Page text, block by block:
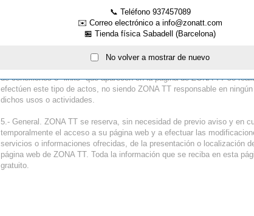
ZONA TT no garantiza que los contenidos de su página sean aptos o
parte de los contenidos de la página web sean considerados ilegales
los mismos y su utilización por los usuarios, y en el caso de que este
de los usuarios, estando estos obligados al cumplimiento de las
información y contenidos que aparecen en la página web de ZONA
de conexiones o "links" que aparecen en la página de ZONA TT se
efectúen este tipo de actos, no siendo ZONA TT responsable en
dichos usos o actividades.
5.- General. ZONA TT se reserva, sin necesidad de previo aviso y en
temporalmente el acceso a su página web y a efectuar las
servicios o informaciones ofrecidas, de la presentación o localización
página web de ZONA TT. Toda la información que se reciba en esta
gratuito.
📞 Teléfono 937457089
✉️ Correo electrónico a info@zonatt.com
🏪 Tienda física Sabadell (Barcelona)
No volver a mostrar de nuevo